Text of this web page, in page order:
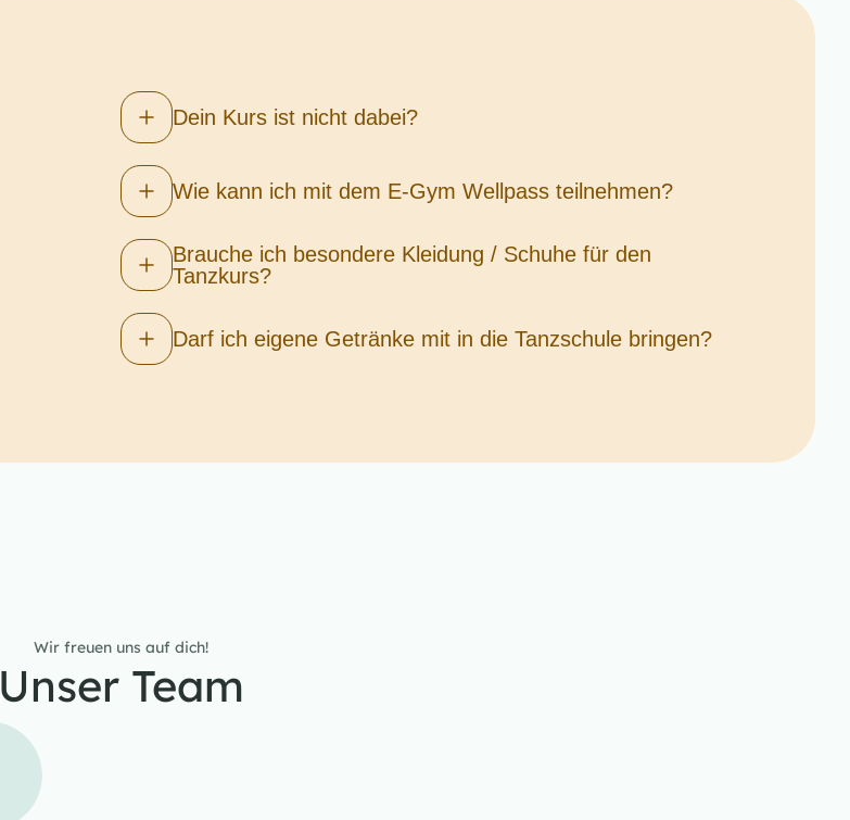
Dein Kurs ist nicht dabei?
Wie kann ich mit dem E-Gym Wellpass teilnehmen?
Brauche ich besondere Kleidung / Schuhe für den
Tanzkurs?
Darf ich eigene Getränke mit in die Tanzschule bringen?
Wir freuen uns auf dich!
Unser Team